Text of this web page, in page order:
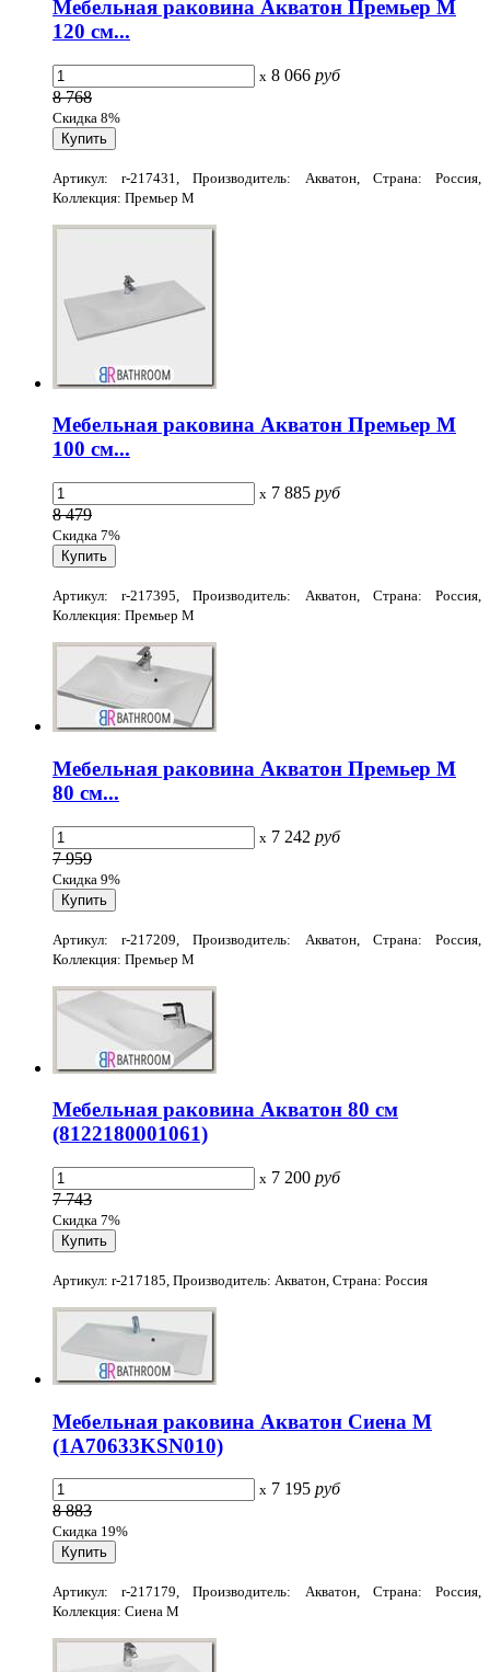
Мебельная раковина Акватон Премьер М
120 см...
x 8 066 руб
8 768
Скидка 8%
Артикул: r-217431, Производитель: Акватон, Страна: Россия,
Коллекция: Премьер М
Мебельная раковина Акватон Премьер М
100 см...
x 7 885 руб
8 479
Скидка 7%
Артикул: r-217395, Производитель: Акватон, Страна: Россия,
Коллекция: Премьер М
Мебельная раковина Акватон Премьер М
80 см...
x 7 242 руб
7 959
Скидка 9%
Артикул: r-217209, Производитель: Акватон, Страна: Россия,
Коллекция: Премьер М
Мебельная раковина Акватон 80 см
(8122180001061)
x 7 200 руб
7 743
Скидка 7%
Артикул: r-217185, Производитель: Акватон, Страна: Россия
Мебельная раковина Акватон Сиена М
(1A70633KSN010)
x 7 195 руб
8 883
Скидка 19%
Артикул: r-217179, Производитель: Акватон, Страна: Россия,
Коллекция: Сиена М